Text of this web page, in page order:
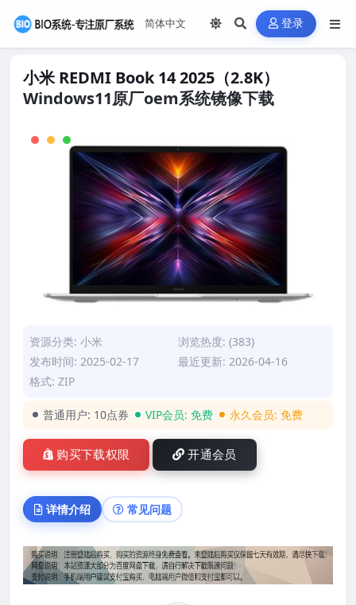
登录
小米 REDMI Book 14 2025（2.8K）
Windows11原厂oem系统镜像下载
资源分类: 小米
浏览热度: (383)
发布时间: 2025-02-17
最近更新: 2026-04-16
格式: ZIP
普通用户: 10点券 VIP会员: 免费 永久会员: 免费
购买下载权限 开通会员
详情介绍 常见问题